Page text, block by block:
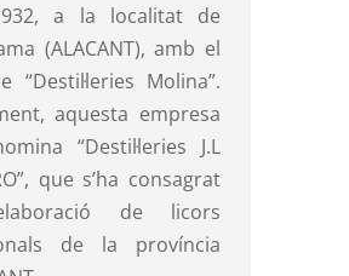
a la localitat de
(ALACANT), amb el
“Destil·leries Molina”.
aquesta empresa
“Destil·leries J.L
que s’ha consagrat
de licors
de la província